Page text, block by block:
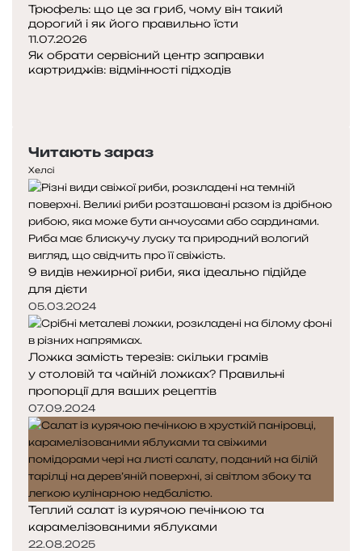
Трюфель: що це за гриб, чому він такий
дорогий і як його правильно їсти
11.07.2026
Як обрати сервісний центр заправки
картриджів: відмінності підходів
Читають зараз
Хелсі
9 видів нежирної риби, яка ідеально підійде
для дієти
05.03.2024
Ложка замість терезів: скільки грамів
у столовій та чайній ложках? Правильні
пропорції для ваших рецептів
07.09.2024
Теплий салат із курячою печінкою та
карамелізованими яблуками
22.08.2025